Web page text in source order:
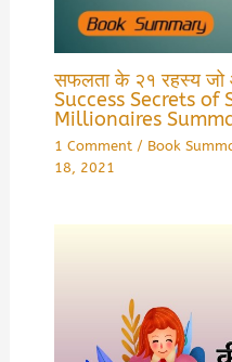
सफलता के २१ रहस्य जो
Success Secrets of
Millionaires
1 Comment / Book
18, 2021